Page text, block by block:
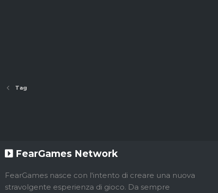
Tag
FearGames Network
FearGames nasce con l'intento di creare una nuova
stravolgente esperienza di gioco. Da sempre